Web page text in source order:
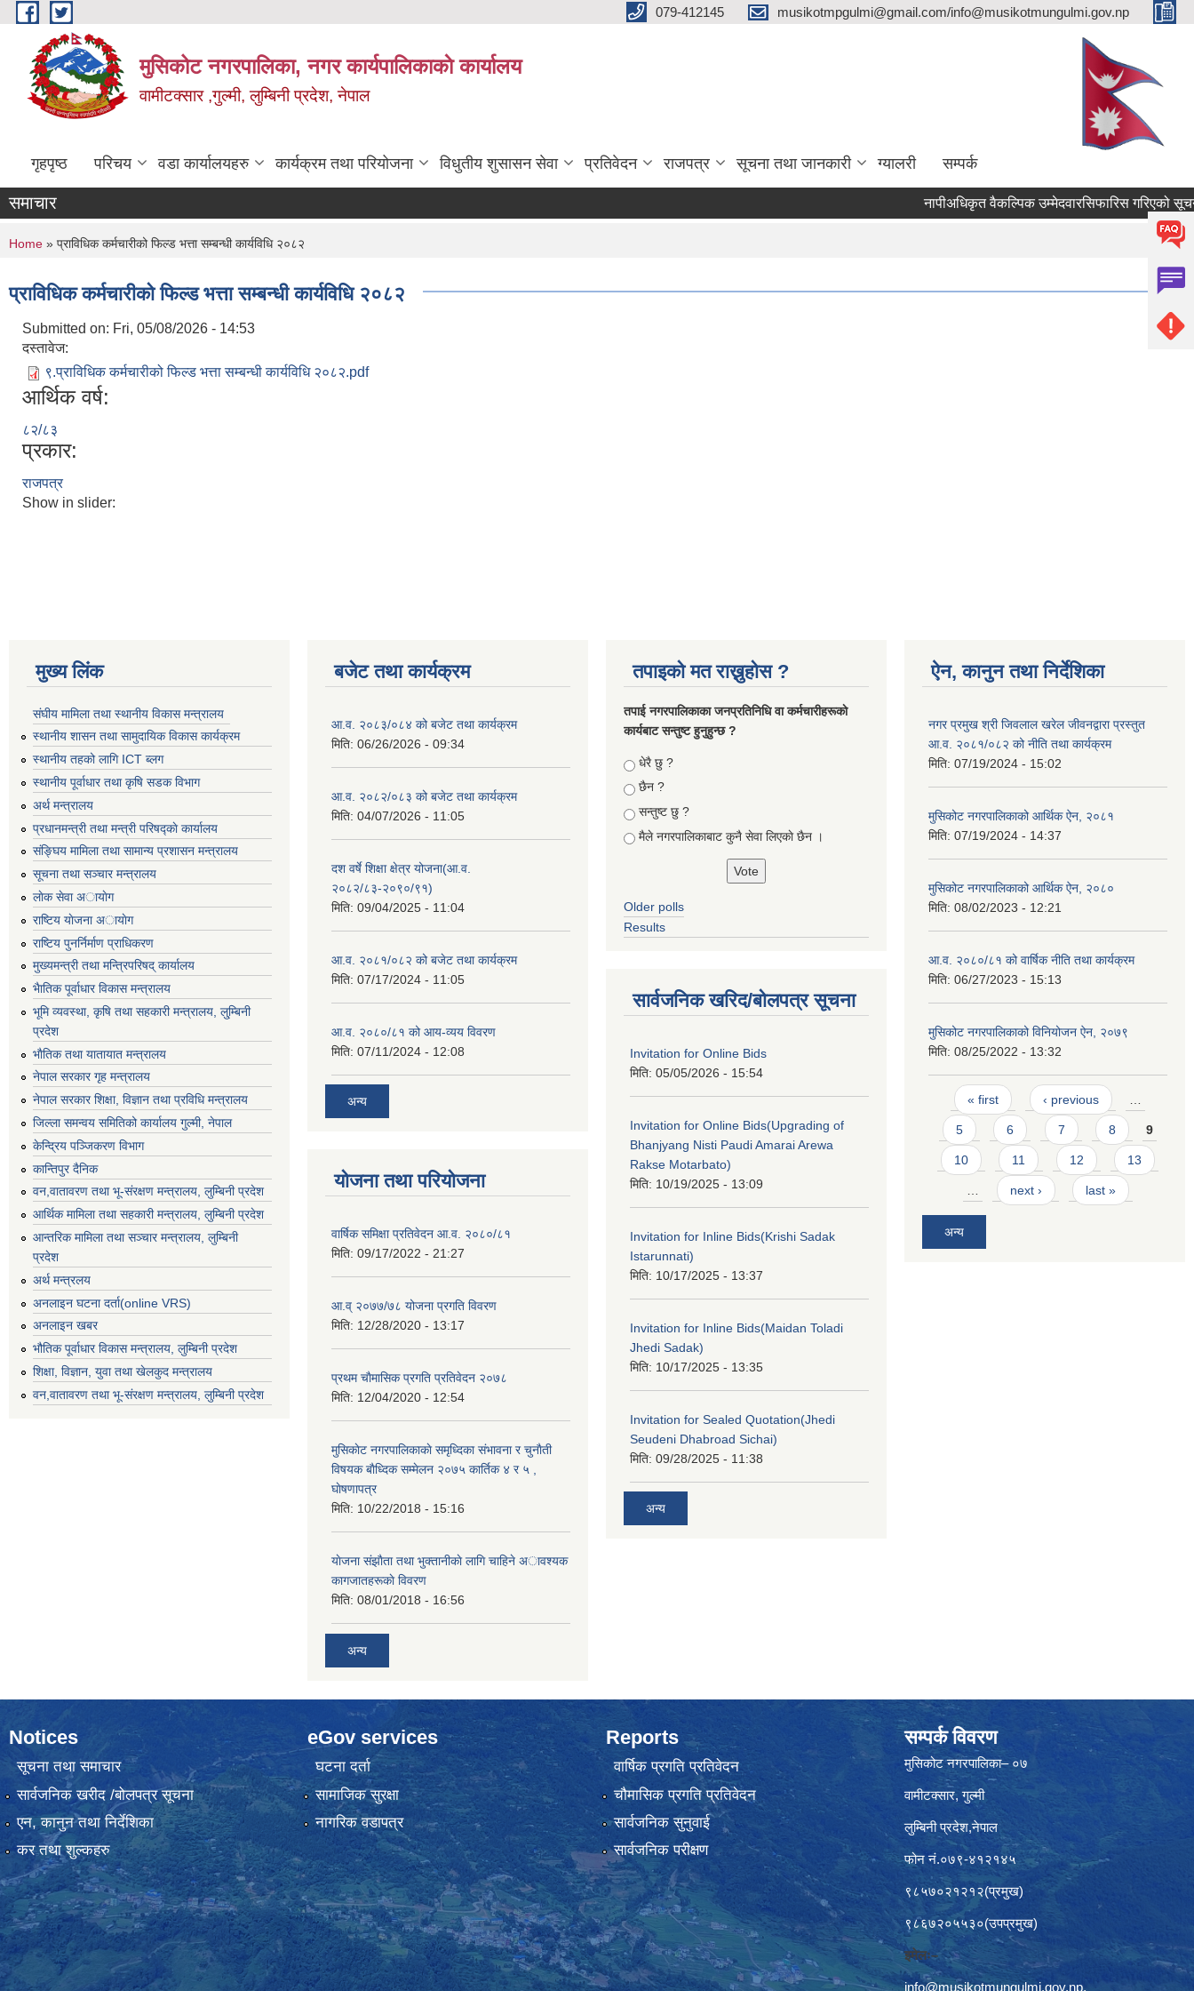
Skip to main content 079-412145 musikotmpgulmi@gmail.com/info@musikotmungulmi.gov.np
मुसिकोट नगरपालिका, नगर कार्यपालिकाकाे कार्यालय
वामीटक्सार ,गुल्मी, लुम्बिनी प्रदेश, नेपाल
गृहपृष्ठ परिचय वडा कार्यालयहरु कार्यक्रम तथा परियोजना विधुतीय शुसासन सेवा प्रतिवेदन राजपत्र सूचना तथा जानकारी ग्यालरी सम्पर्क
समाचार नापीअधिकृत वैकल्पिक उम्मेदवारसिफारिस गरिएको सूचना।
You are here
Home » प्राविधिक कर्मचारीको फिल्ड भत्ता सम्बन्धी कार्यविधि २०८२
प्राविधिक कर्मचारीको फिल्ड भत्ता सम्बन्धी कार्यविधि २०८२
Submitted on: Fri, 05/08/2026 - 14:53
दस्तावेज:
९.प्राविधिक कर्मचारीको फिल्ड भत्ता सम्बन्धी कार्यविधि २०८२.pdf
आर्थिक वर्ष:
८२/८३
प्रकार:
राजपत्र
Show in slider:
मुख्य लिंक
संघीय मामिला तथा स्थानीय विकास मन्त्रालय
स्थानीय शासन तथा सामुदायिक विकास कार्यक्रम
स्थानीय तहको लागि ICT ब्लग
स्थानीय पूर्वाधार तथा कृषि सडक विभाग
अर्थ मन्त्रालय
प्रधानमन्त्री तथा मन्त्री परिषद्काे कार्यालय
संङ्घिय मामिला तथा सामान्य प्रशासन मन्त्रालय
सूचना तथा सञ्चार मन्त्रालय
लाेक सेवा अायाेग
राष्टिय याेजना अायाेग
राष्टिय पुनर्निर्माण प्राधिकरण
मुख्यमन्त्री तथा मन्त्रिपरिषद् कार्यालय
भैातिक पूर्वाधार विकास मन्त्रालय
भूमि व्यवस्था, कृषि तथा सहकारी मन्त्रालय, लु्म्बिनी
प्रदेश
भाैतिक तथा यातायात मन्त्रालय
नेपाल सरकार गृह मन्त्रालय
नेपाल सरकार शिक्षा, विज्ञान तथा प्रविधि मन्त्रालय
जिल्ला समन्वय समितिको कार्यालय गुल्मी, नेपाल
केन्द्रिय पञ्जिकरण विभाग
कान्तिपुर दैनिक
वन,वातावरण तथा भू-संरक्षण मन्त्रालय, लुम्बिनी प्रदेश
आर्थिक मामिला तथा सहकारी मन्त्रालय, लुम्बिनी प्रदेश
आन्तरिक मामिला तथा सञ्चार मन्त्रालय, लुम्बिनी
प्रदेश
अर्थ मन्त्रलय
अनलाइन घटना दर्ता(online VRS)
अनलाइन खबर
भौतिक पूर्वाधार विकास मन्त्रालय, लुम्बिनी प्रदेश
शिक्षा, विज्ञान, युवा तथा खेलकुद मन्‍‍त्रालय
वन,वातावरण तथा भू-संरक्षण मन्त्रालय, लुम्बिनी प्रदेश
बजेट तथा कार्यक्रम
आ.व. २०८३/०८४ को बजेट तथा कार्यक्रम
मिति: 06/26/2026 - 09:34
आ.व. २०८२/०८३ को बजेट तथा कार्यक्रम
मिति: 04/07/2026 - 11:05
दश वर्षे शिक्षा क्षेत्र योजना(आ.व.
२०८२/८३-२०९०/९१)
मिति: 09/04/2025 - 11:04
आ.व. २०८१/०८२ को बजेट तथा कार्यक्रम
मिति: 07/17/2024 - 11:05
आ.व. २०८०/८१ को आय-व्यय विवरण
मिति: 07/11/2024 - 12:08
अन्य
योजना तथा परियोजना
वार्षिक समिक्षा प्रतिवेदन आ.व. २०८०/८१
मिति: 09/17/2022 - 21:27
आ.व् २०७७/७८ योजना प्रगति विवरण
मिति: 12/28/2020 - 13:17
प्रथम चाैमासिक प्रगति प्रतिवेदन २०७८
मिति: 12/04/2020 - 12:54
मुसिकाेट नगरपालिकाकाे समृध्दिका संभावना र चुनाैती
विषयक बाैध्दिक सम्मेलन २०७५ कार्तिक ४ र ५ ,
घाेषणापत्र
मिति: 10/22/2018 - 15:16
याेजना संझाैता तथा भुक्तानीकाे लागि चाहिने अावश्यक
कागजातहरूकाे विवरण
मिति: 08/01/2018 - 16:56
अन्य
तपाइको मत राख्नुहोस ?
तपा‌ई नगरपालिकाका जनप्रतिनिधि वा कर्मचारीहरूकाे
कार्यबाट सन्तुष्ट हुनुहुन्छ ?
Choices
धेरै छु ?
छैन ?
सन्तुष्ट छु ?
मैले नगरपालिकाबाट कुनै सेवा लिएकाे छैन ।
Older polls
Results
सार्वजनिक खरिद/बोलपत्र सूचना
Invitation for Online Bids
मिति: 05/05/2026 - 15:54
Invitation for Online Bids(Upgrading of
Bhanjyang Nisti Paudi Amarai Arewa
Rakse Motarbato)
मिति: 10/19/2025 - 13:09
Invitation for Inline Bids(Krishi Sadak
Istarunnati)
मिति: 10/17/2025 - 13:37
Invitation for Inline Bids(Maidan Toladi
Jhedi Sadak)
मिति: 10/17/2025 - 13:35
Invitation for Sealed Quotation(Jhedi
Seudeni Dhabroad Sichai)
मिति: 09/28/2025 - 11:38
अन्य
ऐन, कानुन तथा निर्देशिका
नगर प्रमुख श्री जिवलाल खरेल जीवनद्वारा प्रस्तुत
आ.व. २०८१/०८२ को नीति तथा कार्यक्रम
मिति: 07/19/2024 - 15:02
मुसिकोट नगरपालिकाको आर्थिक ऐन, २०८१
मिति: 07/19/2024 - 14:37
मुसिकोट नगरपालिकाको आर्थिक ऐन, २०८०
मिति: 08/02/2023 - 12:21
आ.व. २०८०/८१ को वार्षिक नीति तथा कार्यक्रम
मिति: 06/27/2023 - 15:13
मुसिकोट नगरपालिकाको विनियोजन ऐन, २०७९
मिति: 08/25/2022 - 13:32
Pages
« first ‹ previous …
5 6 7 8 9
10 11 12 13
… next › last »
अन्य
Notices
सूचना तथा समाचार
सार्वजनिक खरीद /बोलपत्र सूचना
एन, कानुन तथा निर्देशिका
कर तथा शुल्कहरु
eGov services
घटना दर्ता
सामाजिक सुरक्षा
नागरिक वडापत्र
Reports
वार्षिक प्रगति प्रतिवेदन
चौमासिक प्रगति प्रतिवेदन
सार्वजनिक सुनुवाई
सार्वजनिक परीक्षण
सम्पर्क विवरण
मुसिकोट नगरपालिका– ०७
वामीटक्सार, गुल्मी
लुम्बिनी प्रदेश,नेपाल
फोन नं.०७९-४१२१४५
९८५७०२१२१२(प्रमुख)
९८६७२०५५३०(उपप्रमुख)
इमेलः–
info@musikotmungulmi.gov.np,